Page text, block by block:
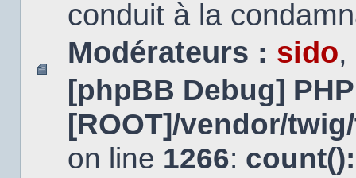
Aucun
message
non
conduit à la
Modérateurs : sido,
[phpBB Debug]
[ROOT]/vendor/
on line 1266: